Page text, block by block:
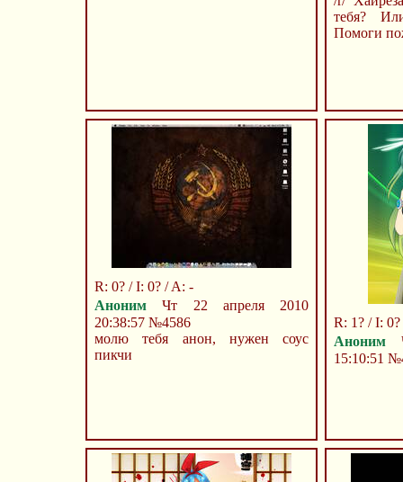
тебя?
Помоги
R: 0? / I: 0? / A: -
Аноним Чт 22 апреля 2010
20:38:57 №4586
молю тебя анон, нужен соус
пикчи
R: 1? / I:
Аноним
15:10:51